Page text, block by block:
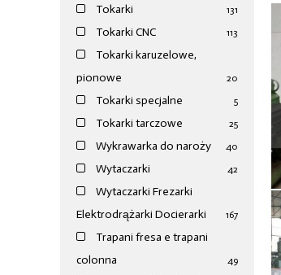
Tokarki 131
Tokarki CNC 113
Tokarki karuzelowe,
pionowe
20
Tokarki specjalne 5
Tokarki tarczowe 25
Wykrawarka do naroży 40
Wytaczarki 42
Wytaczarki Frezarki
Elektrodrążarki Docierarki
167
Trapani fresa e trapani
colonna
49